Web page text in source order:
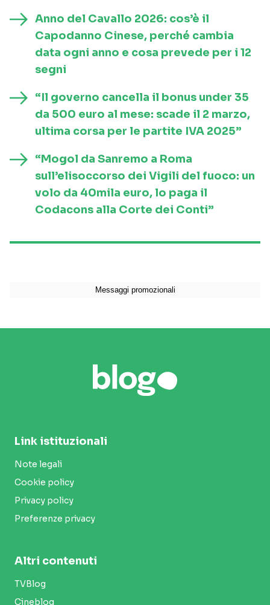
Anno del Cavallo 2026: cos’è il
Capodanno Cinese, perché cambia
data ogni anno e cosa prevede per i 12
segni
“Il governo cancella il bonus under 35
da 500 euro al mese: scade il 2 marzo,
ultima corsa per le partite IVA 2025”
“Mogol da Sanremo a Roma
sull’elisoccorso dei Vigili del fuoco: un
volo da 40mila euro, lo paga il
Codacons alla Corte dei Conti”
Link istituzionali
Note legali
Cookie policy
Privacy policy
Preferenze privacy
Altri contenuti
TVBlog
Cineblog